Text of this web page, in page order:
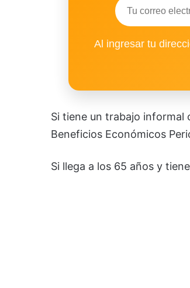
Al ingresar tu
Si tiene un trabajo informal
Beneficios Económicos
Si llega a los 65 años y